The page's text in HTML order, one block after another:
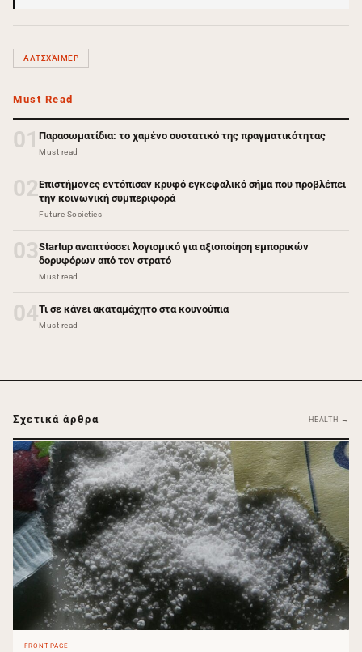
ΑΛΤΣΧΆΙΜΕΡ
Must Read
01 Παρασωματίδια: το χαμένο συστατικό της πραγματικότητας
Must read
02Επιστήμονες εντόπισαν κρυφό εγκεφαλικό σήμα που προβλέπει
την κοινωνική συμπεριφορά
Future Societies
03Startup αναπτύσσει λογισμικό για αξιοποίηση εμπορικών
δορυφόρων από τον στρατό
Must read
04Τι σε κάνει ακαταμάχητο στα κουνούπια
Must read
Σχετικά άρθρα HEALTH →
FRONTPAGE